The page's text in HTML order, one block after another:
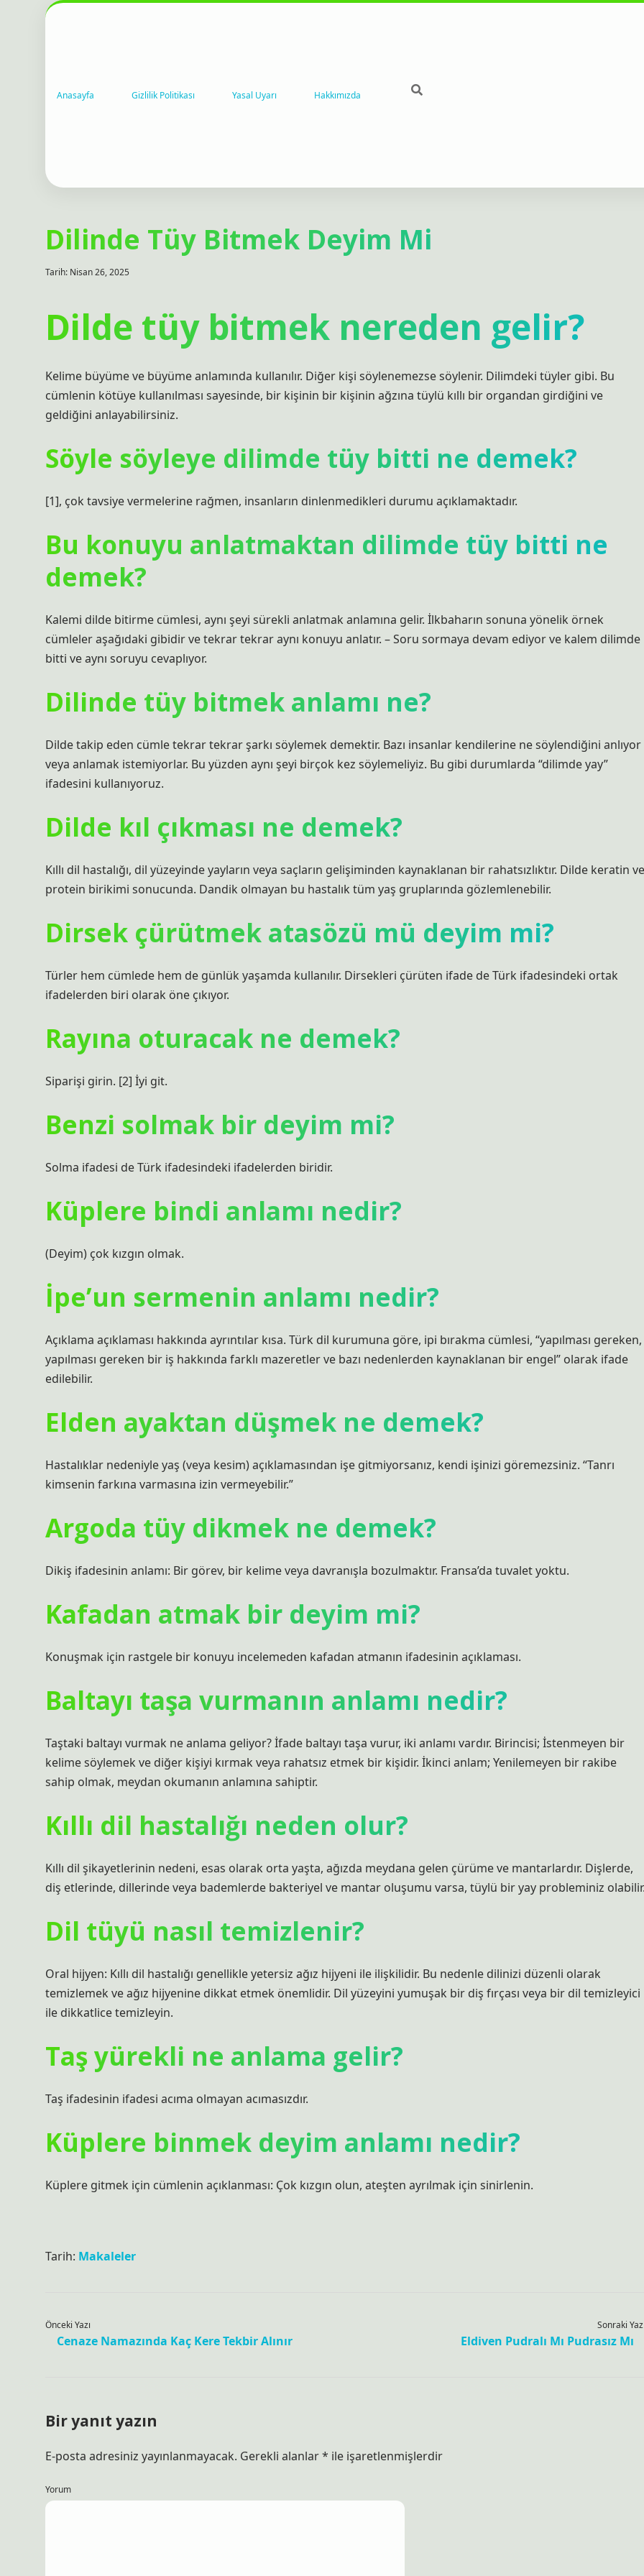
Anasayfa Gizlilik Politikası Yasal Uyarı Hakkımızda
Dilinde Tüy Bitmek Deyim Mi
Tarih: Nisan 26, 2025
Dilde tüy bitmek nereden gelir?
Kelime büyüme ve büyüme anlamında kullanılır. Diğer kişi söylenemezse söylenir. Dilimdeki tüyler gibi. Bu
cümlenin kötüye kullanılması sayesinde, bir kişinin bir kişinin ağzına tüylü kıllı bir organdan girdiğini ve
geldiğini anlayabilirsiniz.
Söyle söyleye dilimde tüy bitti ne demek?
[1], çok tavsiye vermelerine rağmen, insanların dinlenmedikleri durumu açıklamaktadır.
Bu konuyu anlatmaktan dilimde tüy bitti ne
demek?
Kalemi dilde bitirme cümlesi, aynı şeyi sürekli anlatmak anlamına gelir. İlkbaharın sonuna yönelik örnek
cümleler aşağıdaki gibidir ve tekrar tekrar aynı konuyu anlatır. – Soru sormaya devam ediyor ve kalem dilimde
bitti ve aynı soruyu cevaplıyor.
Dilinde tüy bitmek anlamı ne?
Dilde takip eden cümle tekrar tekrar şarkı söylemek demektir. Bazı insanlar kendilerine ne söylendiğini anlıyor
veya anlamak istemiyorlar. Bu yüzden aynı şeyi birçok kez söylemeliyiz. Bu gibi durumlarda “dilimde yay”
ifadesini kullanıyoruz.
Dilde kıl çıkması ne demek?
Kıllı dil hastalığı, dil yüzeyinde yayların veya saçların gelişiminden kaynaklanan bir rahatsızlıktır. Dilde keratin ve
protein birikimi sonucunda. Dandik olmayan bu hastalık tüm yaş gruplarında gözlemlenebilir.
Dirsek çürütmek atasözü mü deyim mi?
Türler hem cümlede hem de günlük yaşamda kullanılır. Dirsekleri çürüten ifade de Türk ifadesindeki ortak
ifadelerden biri olarak öne çıkıyor.
Rayına oturacak ne demek?
Siparişi girin. [2] İyi git.
Benzi solmak bir deyim mi?
Solma ifadesi de Türk ifadesindeki ifadelerden biridir.
Küplere bindi anlamı nedir?
(Deyim) çok kızgın olmak.
İpe’un sermenin anlamı nedir?
Açıklama açıklaması hakkında ayrıntılar kısa. Türk dil kurumuna göre, ipi bırakma cümlesi, “yapılması gereken,
yapılması gereken bir iş hakkında farklı mazeretler ve bazı nedenlerden kaynaklanan bir engel” olarak ifade
edilebilir.
Elden ayaktan düşmek ne demek?
Hastalıklar nedeniyle yaş (veya kesim) açıklamasından işe gitmiyorsanız, kendi işinizi göremezsiniz. “Tanrı
kimsenin farkına varmasına izin vermeyebilir.”
Argoda tüy dikmek ne demek?
Dikiş ifadesinin anlamı: Bir görev, bir kelime veya davranışla bozulmaktır. Fransa’da tuvalet yoktu.
Kafadan atmak bir deyim mi?
Konuşmak için rastgele bir konuyu incelemeden kafadan atmanın ifadesinin açıklaması.
Baltayı taşa vurmanın anlamı nedir?
Taştaki baltayı vurmak ne anlama geliyor? İfade baltayı taşa vurur, iki anlamı vardır. Birincisi; İstenmeyen bir
kelime söylemek ve diğer kişiyi kırmak veya rahatsız etmek bir kişidir. İkinci anlam; Yenilemeyen bir rakibe
sahip olmak, meydan okumanın anlamına sahiptir.
Kıllı dil hastalığı neden olur?
Kıllı dil şikayetlerinin nedeni, esas olarak orta yaşta, ağızda meydana gelen çürüme ve mantarlardır. Dişlerde,
diş etlerinde, dillerinde veya bademlerde bakteriyel ve mantar oluşumu varsa, tüylü bir yay probleminiz
Dil tüyü nasıl temizlenir?
Oral hijyen: Kıllı dil hastalığı genellikle yetersiz ağız hijyeni ile ilişkilidir. Bu nedenle dilinizi düzenli olarak
temizlemek ve ağız hijyenine dikkat etmek önemlidir. Dil yüzeyini yumuşak bir diş fırçası veya bir dil temizleyici
ile dikkatlice temizleyin.
Taş yürekli ne anlama gelir?
Taş ifadesinin ifadesi acıma olmayan acımasızdır.
Küplere binmek deyim anlamı nedir?
Küplere gitmek için cümlenin açıklanması: Çok kızgın olun, ateşten ayrılmak için sinirlenin.
Tarih: Makaleler
Önceki Yazı
Cenaze Namazında Kaç Kere Tekbir Alınır
Sonraki
Eldiven Pudralı Mı Pudrasız Mı
Bir yanıt yazın
E-posta adresiniz yayınlanmayacak. Gerekli alanlar* ile işaretlenmişlerdir
Yorum